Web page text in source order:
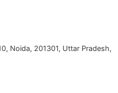
Noida, 201301, Uttar Pradesh,